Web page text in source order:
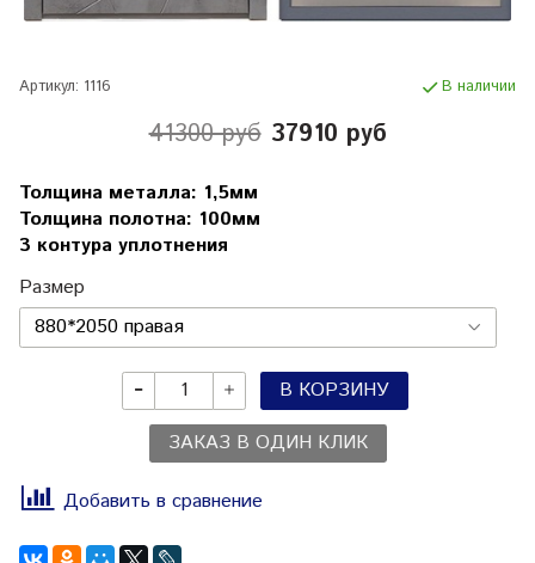
Артикул: 1116 В наличии
41300 руб 37910 руб
Толщина металла: 1,5мм
Толщина полотна: 100мм
3 контура уплотнения
Размер
В КОРЗИНУ
ЗАКАЗ В ОДИН КЛИК
Добавить в сравнение